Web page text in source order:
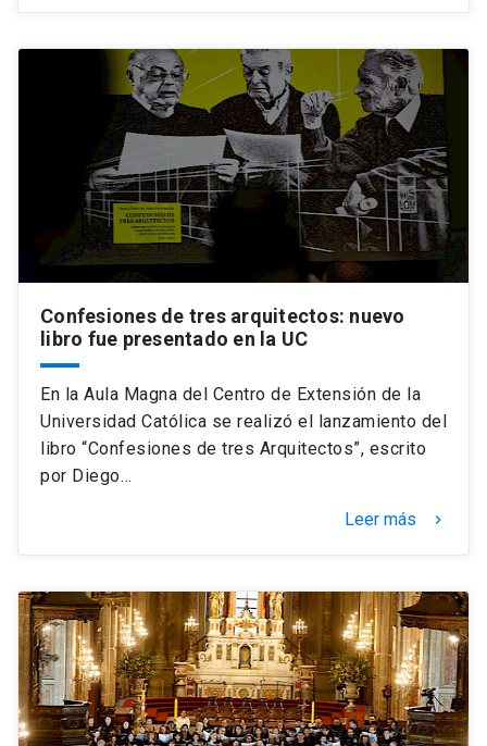
Confesiones de tres arquitectos: nuevo
libro fue presentado en la UC
En la Aula Magna del Centro de Extensión de la
Universidad Católica se realizó el lanzamiento del
libro “Confesiones de tres Arquitectos”, escrito
por Diego…
Leer más keyboard_arrow_right